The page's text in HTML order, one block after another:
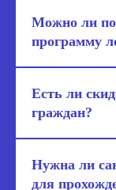
Можно ли
программу
Есть ли
граждан?
Нужна ли
для